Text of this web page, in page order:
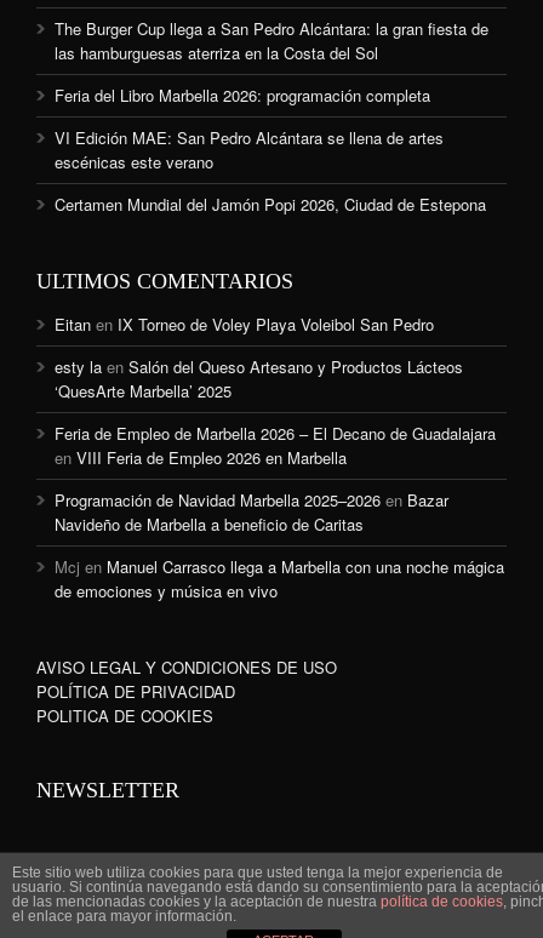
The Burger Cup llega a San Pedro Alcántara: la gran fiesta de
las hamburguesas aterriza en la Costa del Sol
Feria del Libro Marbella 2026: programación completa
VI Edición MAE: San Pedro Alcántara se llena de artes
escénicas este verano
Certamen Mundial del Jamón Popi 2026, Ciudad de Estepona
ULTIMOS COMENTARIOS
Eitan en IX Torneo de Voley Playa Voleibol San Pedro
esty la en Salón del Queso Artesano y Productos Lácteos
‘QuesArte Marbella’ 2025
Feria de Empleo de Marbella 2026 – El Decano de Guadalajara
en VIII Feria de Empleo 2026 en Marbella
Programación de Navidad Marbella 2025–2026 en Bazar
Navideño de Marbella a beneficio de Caritas
Mcj en Manuel Carrasco llega a Marbella con una noche mágica
de emociones y música en vivo
AVISO LEGAL Y CONDICIONES DE USO
POLÍTICA DE PRIVACIDAD
POLITICA DE COOKIES
NEWSLETTER
www.marbella-sanpedro.com 2010©
Este sitio web utiliza cookies para que usted tenga la mejor experiencia de
usuario. Si continúa navegando está dando su consentimiento para la
de las mencionadas cookies y la aceptación de nuestra política de cookies,
el enlace para mayor información.